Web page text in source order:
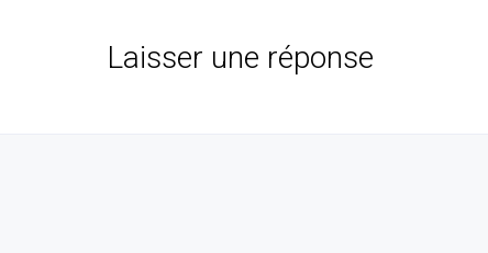
Laisser une réponse